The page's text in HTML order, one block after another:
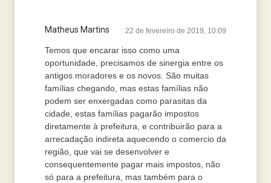
Matheus Martins 22 de fevereiro de 2019, 10:09
Temos que encarar isso como uma
oportunidade, precisamos de sinergia entre os
antigos moradores e os novos. São muitas
famílias chegando, mas estas famílias não
podem ser enxergadas como parasitas da
cidade, estas famílias pagarão impostos
diretamente à prefeitura, e contribuirão para a
arrecadação indireta aquecendo o comercio da
região, que vai se desenvolver e
consequentemente pagar mais impostos, não
só para a prefeitura, mas também para o